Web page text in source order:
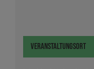
Veranstaltungsort